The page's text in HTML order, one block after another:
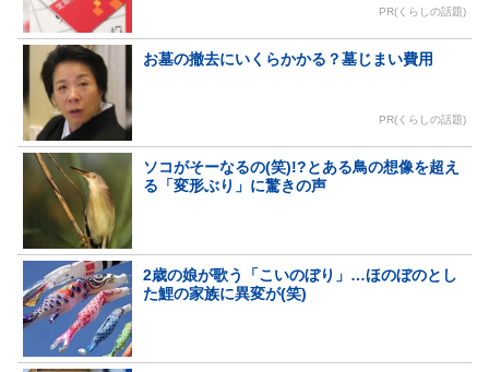
PR(くらしの話題)
お墓の撤去にいくらかかる？墓じまい費用
PR(くらしの話題)
ソコがそーなるの(笑)!?とある鳥の想像を超え
る「変形ぶり」に驚きの声
2歳の娘が歌う「こいのぼり」…ほのぼのとし
た鯉の家族に異変が(笑)